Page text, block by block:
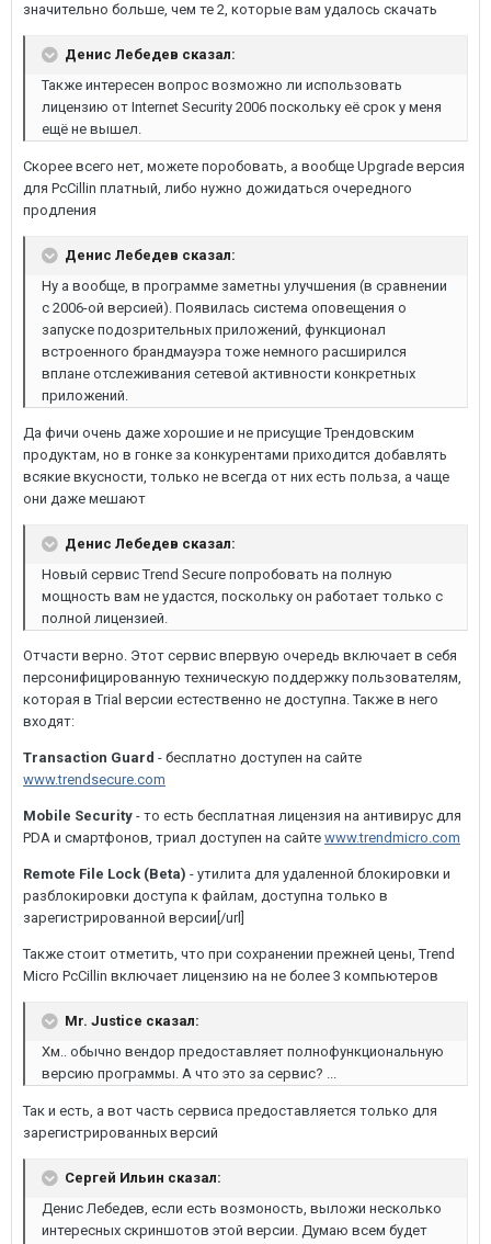
значительно больше, чем те 2, которые вам удалось скачать
Денис Лебедев сказал:
Также интересен вопрос возможно ли использовать
лицензию от Internet Security 2006 поскольку её срок у меня
ещё не вышел.
Скорее всего нет, можете поробовать, а вообще Upgrade версия
для PcCillin платный, либо нужно дожидаться очередного
продления
Денис Лебедев сказал:
Ну а вообще, в программе заметны улучшения (в сравнении
с 2006-ой версией). Появилась система оповещения о
запуске подозрительных приложений, функционал
встроенного брандмауэра тоже немного расширился
вплане отслеживания сетевой активности конкретных
приложений.
Да фичи очень даже хорошие и не присущие Трендовским
продуктам, но в гонке за конкурентами приходится добавлять
всякие вкусности, только не всегда от них есть польза, а чаще
они даже мешают
Денис Лебедев сказал:
Новый сервис Trend Secure попробовать на полную
мощность вам не удастся, поскольку он работает только с
полной лицензией.
Отчасти верно. Этот сервис впервую очередь включает в себя
персонифицированную техническую поддержку пользователям,
которая в Trial версии естественно не доступна. Также в него
входят:
Transaction Guard - бесплатно доступен на сайте
www.trendsecure.com
Mobile Security - то есть бесплатная лицензия на антивирус для
PDA и смартфонов, триал доступен на сайте www.trendmicro.com
Remote File Lock (Beta) - утилита для удаленной блокировки и
разблокировки доступа к файлам, доступна только в
зарегистрированной версии[/url]
Также стоит отметить, что при сохранении прежней цены, Trend
Micro PcCillin включает лицензию на не более 3 компьютеров
Mr. Justice сказал:
Хм.. обычно вендор предоставляет полнофункциональную
версию программы. А что это за сервис? ...
Так и есть, а вот часть сервиса предоставляется только для
зарегистрированных версий
Сергей Ильин сказал:
Денис Лебедев, если есть возмоность, выложи несколько
интересных скриншотов этой версии. Думаю всем будет